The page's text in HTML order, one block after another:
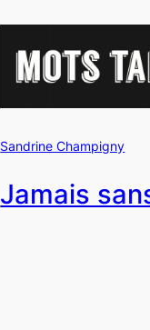
Sandrine Champigny
Jamais